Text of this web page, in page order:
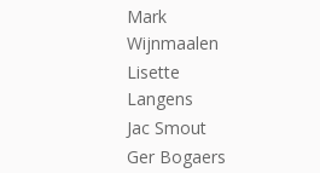
Mark
Wijnmaalen
Lisette
Langens
Jac Smout
Ger Bogaers